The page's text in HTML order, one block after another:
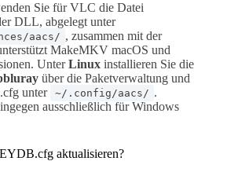
Sie für VLC die Datei
DLL, abgelegt unter
aacs/ , zusammen mit der
MakeMKV macOS und
UnterLinux installieren Sie die
über die Paketverwaltung und
unter ~/.config/aacs/ .
ausschließlich für Windows
aktualisieren?